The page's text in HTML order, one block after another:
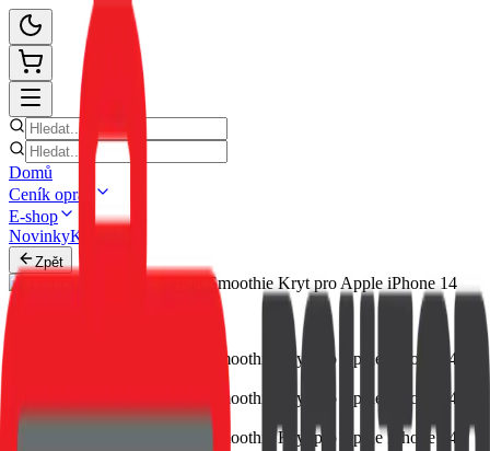
Domů
Ceník oprav
E-shop
NovinkyKontakt
Zpět